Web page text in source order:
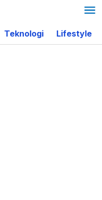
Teknologi Lifestyle